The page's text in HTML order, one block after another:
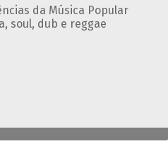
da Música Popular
soul, dub e reggae